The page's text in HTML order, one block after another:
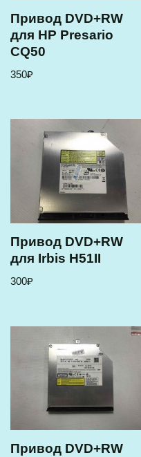
Привод DVD+RW
для HP Presario
CQ50
350₽
Привод DVD+RW
для Irbis H51II
300₽
Привод DVD+RW